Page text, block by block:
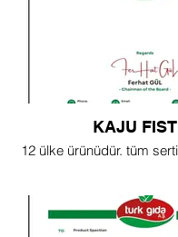
KAJU
12 ülke ürünüdür. tüm